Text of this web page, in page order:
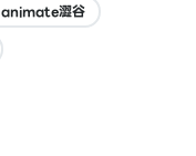
animate澀谷